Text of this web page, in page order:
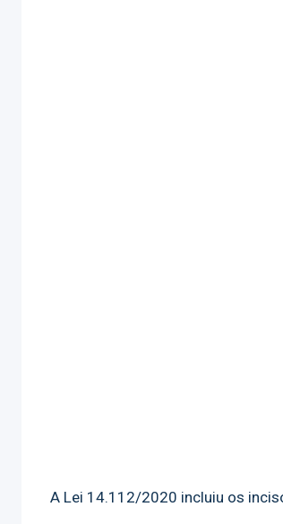
A Lei 14.112/2020 incluiu os